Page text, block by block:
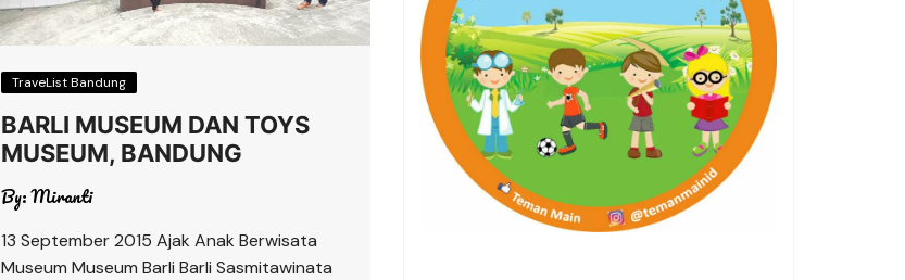
TraveList Bandung
BARLI MUSEUM DAN TOYS
MUSEUM, BANDUNG
By:Miranti
13 September 2015 Ajak Anak Berwisata
Museum Museum Barli Barli Sasmitawinata